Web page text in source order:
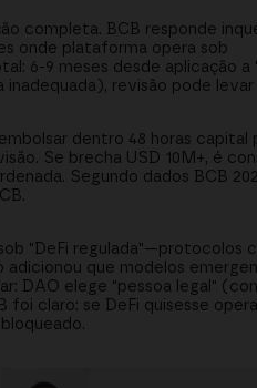
completa. BCB responde
onde plataforma opera sob
6-9 meses desde aplicação a
revisão pode levar
dentro 48 horas capital
Se brecha USD 10M+, é
Segundo dados BCB
"DeFi regulada"—protocolos
que modelos
DAO elege "pessoa legal"
claro: se DeFi quisesse